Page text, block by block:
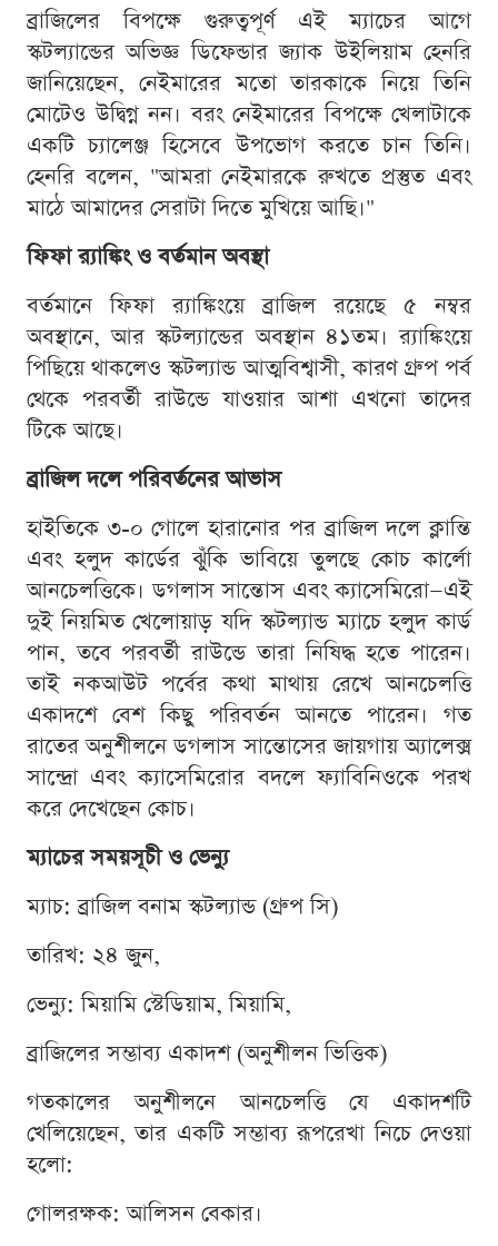
ব্রাজিলের বিপক্ষে গুরুত্বপূর্ণ এই ম্যাচের আগে
স্কটল্যান্ডের অভিজ্ঞ ডিফেন্ডার জ্যাক উইলিয়াম হেনরি
জানিয়েছেন, নেইমারের মতো তারকাকে নিয়ে তিনি
মোটেও উদ্বিগ্ন নন। বরং নেইমারের বিপক্ষে খেলাটাকে
একটি চ্যালেঞ্জ হিসেবে উপভোগ করতে চান তিনি।
হেনরি বলেন, "আমরা নেইমারকে রুখতে প্রস্তুত এবং
মাঠে আমাদের সেরাটা দিতে মুখিয়ে আছি।"
ফিফা র‍্যাঙ্কিং ও বর্তমান অবস্থা
বর্তমানে ফিফা র‍্যাঙ্কিংয়ে ব্রাজিল রয়েছে ৫ নম্বর
অবস্থানে, আর স্কটল্যান্ডের অবস্থান ৪১তম। র‍্যাঙ্কিংয়ে
পিছিয়ে থাকলেও স্কটল্যান্ড আত্মবিশ্বাসী, কারণ গ্রুপ পর্ব
থেকে পরবর্তী রাউন্ডে যাওয়ার আশা এখনো তাদের
টিকে আছে।
ব্রাজিল দলে পরিবর্তনের আভাস
হাইতিকে ৩-০ গোলে হারানোর পর ব্রাজিল দলে ক্লান্তি
এবং হলুদ কার্ডের ঝুঁকি ভাবিয়ে তুলছে কোচ কার্লো
আনচেলত্তিকে। ডগলাস সান্তোস এবং ক্যাসেমিরো—এই
দুই নিয়মিত খেলোয়াড় যদি স্কটল্যান্ড ম্যাচে হলুদ কার্ড
পান, তবে পরবর্তী রাউন্ডে তারা নিষিদ্ধ হতে পারেন।
তাই নকআউট পর্বের কথা মাথায় রেখে আনচেলত্তি
একাদশে বেশ কিছু পরিবর্তন আনতে পারেন। গত
রাতের অনুশীলনে ডগলাস সান্তোসের জায়গায় অ্যালেক্স
সান্দ্রো এবং ক্যাসেমিরোর বদলে ফ্যাবিনিওকে পরখ
করে দেখেছেন কোচ।
ম্যাচের সময়সূচী ও ভেন্যু
ম্যাচ: ব্রাজিল বনাম স্কটল্যান্ড (গ্রুপ সি)
তারিখ: ২৪ জুন,
ভেন্যু: মিয়ামি স্টেডিয়াম, মিয়ামি,
ব্রাজিলের সম্ভাব্য একাদশ (অনুশীলন ভিত্তিক)
গতকালের অনুশীলনে আনচেলত্তি যে একাদশটি
খেলিয়েছেন, তার একটি সম্ভাব্য রূপরেখা নিচে দেওয়া
হলো:
গোলরক্ষক: আলিসন বেকার।